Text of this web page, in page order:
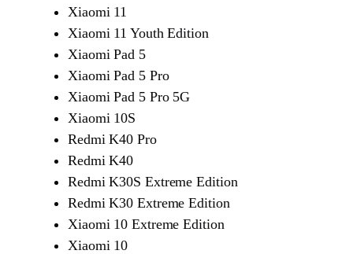
Xiaomi 11
Xiaomi 11 Youth Edition
Xiaomi Pad 5
Xiaomi Pad 5 Pro
Xiaomi Pad 5 Pro 5G
Xiaomi 10S
Redmi K40 Pro
Redmi K40
Redmi K30S Extreme Edition
Redmi K30 Extreme Edition
Xiaomi 10 Extreme Edition
Xiaomi 10